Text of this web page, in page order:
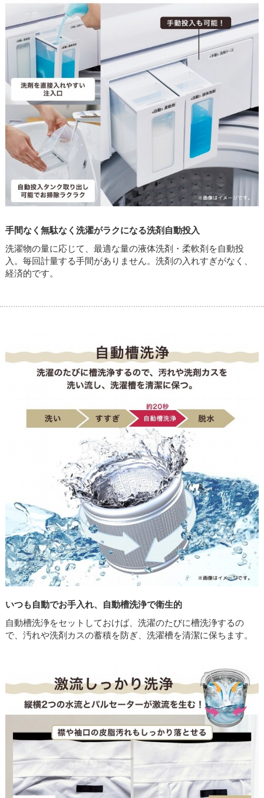
手間なく無駄なく洗濯がラクになる洗剤自動投入
洗濯物の量に応じて、最適な量の液体洗剤・柔軟剤を自動投
入。毎回計量する手間がありません。洗剤の入れすぎがなく、
経済的です。
いつも自動でお手入れ、自動槽洗浄で衛生的
自動槽洗浄をセットしておけば、洗濯のたびに槽洗浄するの
で、汚れや洗剤カスの蓄積を防ぎ、洗濯槽を清潔に保ちます。